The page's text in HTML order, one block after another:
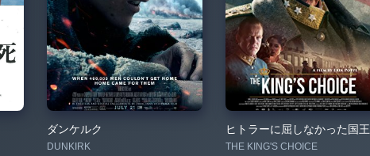
ダンケルク
DUNKIRK
ヒトラーに屈しなかった国王
THE KING'S CHOICE